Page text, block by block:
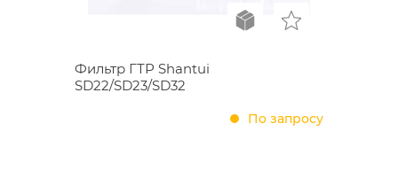
Фильтр ГТР Shantui
SD22/SD23/SD32
По запросу